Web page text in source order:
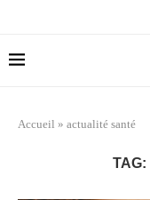
Accueil » actualité santé
TAG: